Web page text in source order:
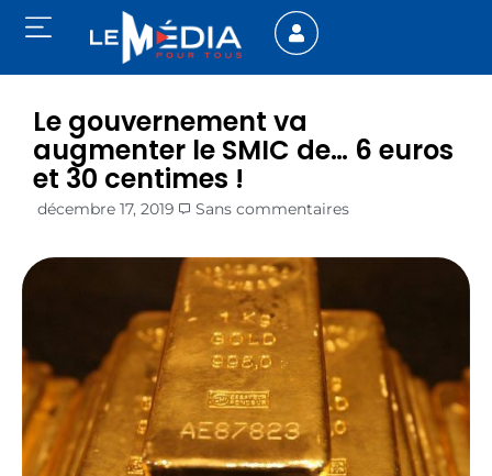
Le gouvernement va
augmenter le SMIC de… 6 euros
et 30 centimes !
décembre 17, 2019 Sans commentaires